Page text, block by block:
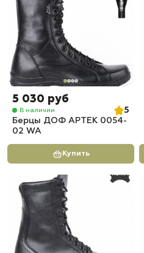
5 030 руб
В наличии
5
Берцы ДОФ АРТЕК 0054-
02 WA
Купить